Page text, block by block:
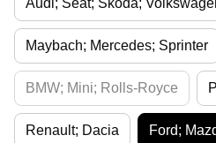
Maybach; Mercedes; Sprinter
BMW; Mini; Rolls-Royce
Renault; Dacia Ford;